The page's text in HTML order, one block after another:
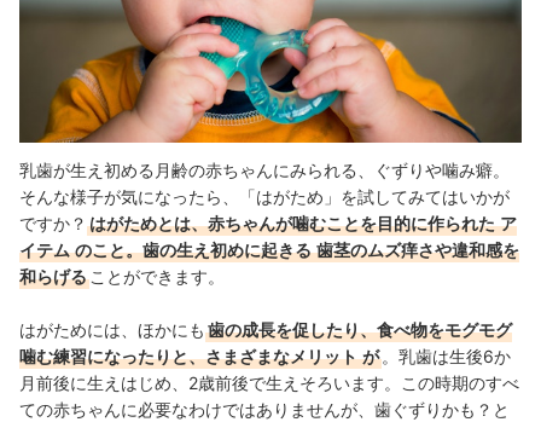
乳歯が生え初める月齢の赤ちゃんにみられる、ぐずりや噛み癖。
そんな様子が気になったら、「はがため」を試してみてはいかが
ですか？ はがためとは、赤ちゃんが噛むことを目的に作られた ア
イテム のこと。歯の生え初めに起きる 歯茎のムズ痒さや違和感を
和らげることができます。
はがためには、ほかにも 歯の成長を促したり、食べ物をモグモグ
噛む練習になったりと、さまざまなメリット が。乳歯は生後6か
月前後に生えはじめ、2歳前後で生えそろいます。この時期のすべ
ての赤ちゃんに必要なわけではありませんが、歯ぐずりかも？と